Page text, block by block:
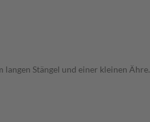
Stängel und einer kleinen Ähre.